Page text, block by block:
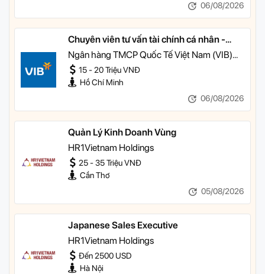
06/08/2026
Chuyên viên tư vấn tài chính cá nhân -
Quản lý Khách hàng Ưu tiên
Ngân hàng TMCP Quốc Tế Việt Nam (VIB)
TP HCM
15 - 20 Triệu VNĐ
Hồ Chí Minh
06/08/2026
Quản Lý Kinh Doanh Vùng
HR1Vietnam Holdings
25 - 35 Triệu VNĐ
Cần Thơ
05/08/2026
Japanese Sales Executive
HR1Vietnam Holdings
Đến 2500 USD
Hà Nội